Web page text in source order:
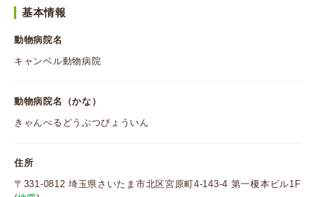
基本情報
動物病院名
キャンベル動物病院
動物病院名（かな）
きゃんべるどうぶつびょういん
住所
〒331-0812 埼玉県さいたま市北区宮原町4-143-4 第一榎本ビル1F